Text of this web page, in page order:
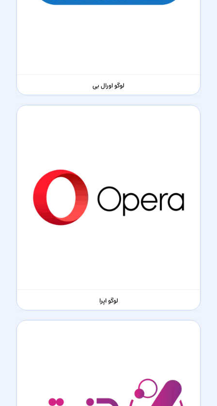
لوگو اورال بی
لوگو اپرا